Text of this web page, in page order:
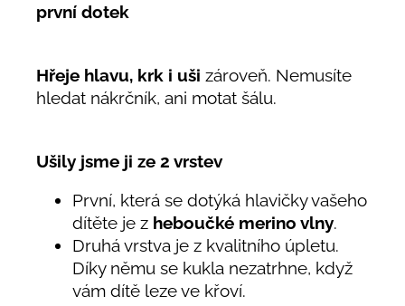
první dotek
Hřeje hlavu, krk i uši zároveň. Nemusíte
hledat nákrčník, ani motat šálu.
Ušily jsme ji ze 2 vrstev
První, která se dotýká hlavičky vašeho
dítěte je z heboučké merino vlny.
Druhá vrstva je z kvalitního úpletu.
Díky němu se kukla nezatrhne, když
vám dítě leze ve křoví.